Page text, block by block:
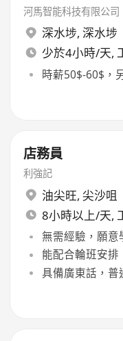
河馬智能科技有限公司
深水埗, 深水埗
少於4小時/天,
時薪50$-60$，
店務員
利強記
油尖旺, 尖沙咀
8小時以上/天,
無需經驗，願意
能配合輪班安
具備廣東話，普